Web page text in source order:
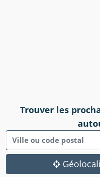
Trouver les